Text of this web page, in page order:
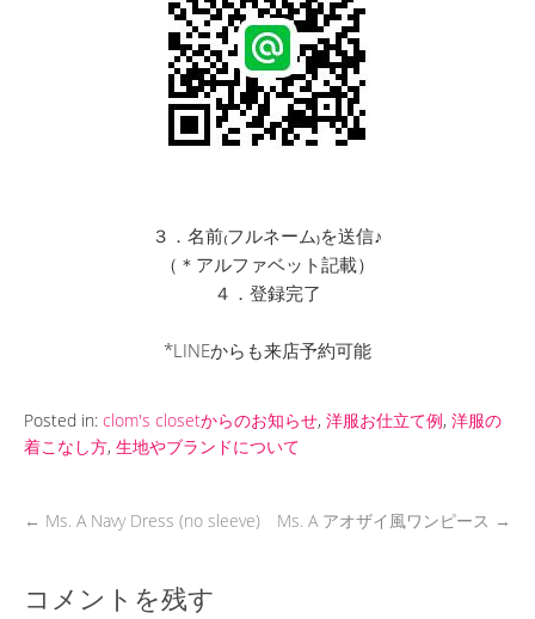
３．名前₍フルネーム₎を送信♪
（＊アルファベット記載）
４．登録完了
*LINEからも来店予約可能
Posted in: clom's closetからのお知らせ, 洋服お仕立て例, 洋服の
着こなし方, 生地やブランドについて
← Ms. A Navy Dress (no sleeve) Ms. A アオザイ風ワンピース →
コメントを残す